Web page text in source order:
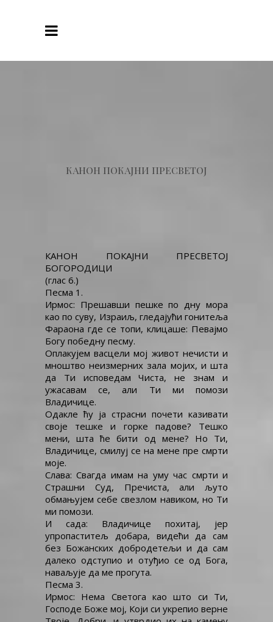
КАНОН ПОКАЈНИ ПРЕСВЕТОЈ
КАНОН ПОКАЈНИ ПРЕСВЕТОЈ
БОГОРОДИЦИ
(глас 6.)
Песма 1.
Ирмос: Прешавши пешке по дну мора
као по суву, Израиљ, гледајући гонитеља
Фараона где се топи, клицаше: Певајмо
Богу победну песму.
Оплакујем васцели мој живот нечисти и
мноштво неизмерних зала мојих, и шта
да Ти исповедам Чиста, не знам и
ужасавам се, али Ти ми помози
Владичице.
Одакле ћу ја страсни почети казивати
своје тешке и горке падове? Тешко
мени, шта ће бити од мене? Но Ти,
Владичице, смилуј се на мене пре смрти
моје.
Слава: Свагда имам на уму час смрти и
Страшни Суд, Пречиста, али љуто
обмањујем себе свезлом навиком, но Ти
ми помози.
И сада: Владичице похитај, јер
упропаститељ добара, видећи да сам
без Божанских добродетељи и да сам
далеко одступио и отуђио се од Бога,
наваљује да ме прогута.
Песма 3.
Ирмос: Нема Светога као што си Ти,
Господе Боже мој, Који си укрепио верне